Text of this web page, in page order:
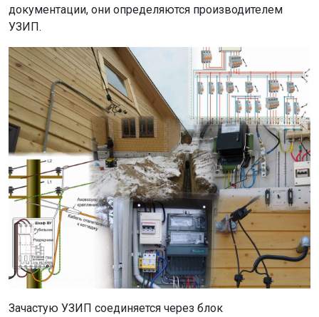
документации, они определяются производителем
УЗИП.
Зачастую УЗИП соединяется через блок